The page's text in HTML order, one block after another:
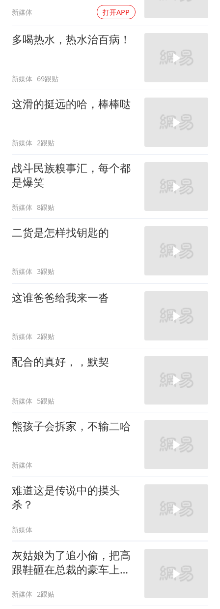
新媒体 打开APP
多喝热水，热水治百病！
新媒体 69跟贴
这滑的挺远的哈，棒棒哒
新媒体 2跟贴
战斗民族糗事汇，每个都
是爆笑
新媒体 8跟贴
二货是怎样找钥匙的
新媒体 3跟贴
这谁爸爸给我来一沓
新媒体 2跟贴
配合的真好，，默契
新媒体 5跟贴
熊孩子会拆家，不输二哈
新媒体
难道这是传说中的摸头
杀？
新媒体
灰姑娘为了追小偷，把高
跟鞋砸在总裁的豪车上，
新媒体 2跟贴